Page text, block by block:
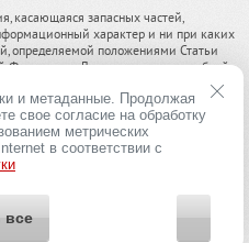
касающаяся запасных частей,
характер и ни при каких
определяемой положениями Статьи
Федерации. Для получения подробной
нашим специалистам. чинамобил.рф ©
и метаданные. Продолжая
свое согласие на обработку
метрических
в соответствии с
все